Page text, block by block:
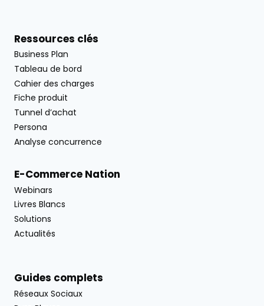
Ressources clés
Business Plan
Tableau de bord
Cahier des charges
Fiche produit
Tunnel d’achat
Persona
Analyse concurrence
E-Commerce Nation
Webinars
Livres Blancs
Solutions
Actualités
Guides complets
Réseaux Sociaux